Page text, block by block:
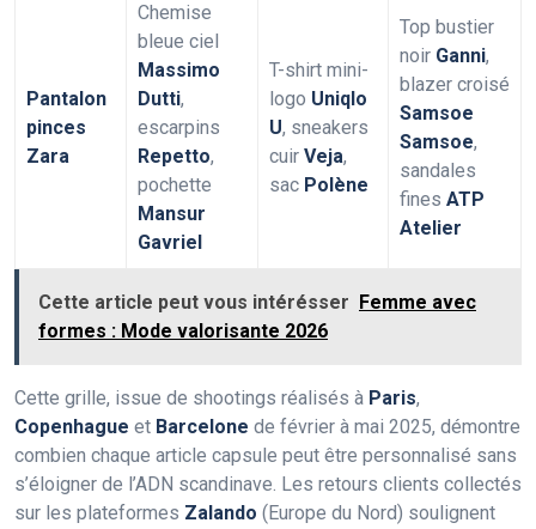
Pantalon
pinces
Zara
Chemise
bleue ciel
Massimo
Dutti,
escarpins
Repetto,
pochette
Mansur
Gavriel
T-shirt mini-
logo Uniqlo
U, sneakers
cuir Veja,
sac Polène
Top bustier
noir Ganni,
blazer croisé
Samsoe
Samsoe,
sandales
fines ATP
Atelier
Cette article peut vous intérésser
Femme avec
formes : Mode valorisante 2026
Cette grille, issue de shootings réalisés à Paris,
Copenhague et Barcelone de février à mai 2025, démontre
combien chaque article capsule peut être personnalisé sans
s’éloigner de l’ADN scandinave. Les retours clients collectés
sur les plateformes Zalando (Europe du Nord) soulignent